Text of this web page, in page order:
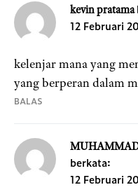
kevin pratama
12 Februari
kelenjar mana yang
yang berperan dalam
BALAS
berkata:
12 Februari